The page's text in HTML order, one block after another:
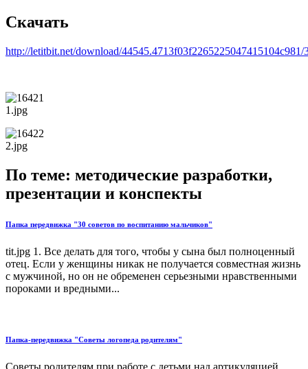
Скачать
http://letitbit.net/download/
1.jpg
2.jpg
По теме: методические разработки,
презентации и конспекты
Папка передвижка "30 советов по воспитанию мальчиков"
tit.jpg 1. Все делать для того, чтобы у сына был полноценный
отец. Если у женщины никак не получается совместная жизнь
с мужчиной, но он не обременен серьезными нравственными
пороками и вредными...
Папка-передвижка "Советы логопеда родителям"
Советы родителям при работе с детьми над артикуляцией...